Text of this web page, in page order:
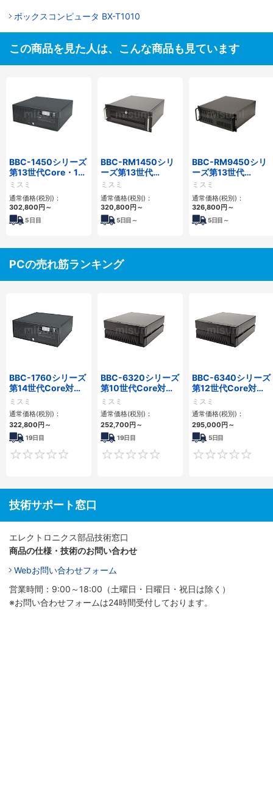
ボックスコンピュータ BX-T1010
この商品を見た人は、こんな商品も見ています
BBC-1450シリーズ
第13世代Core・12
世代Celeron対応小
型フロアマウント
4PCIe
ミスミ
通常価格(税別)：
302,800円～
5日目
BBC-RM1450シリ
ーズ第13世代
Core・12世代
Celeron対応ラック
マウント4PCIe
ミスミ
通常価格(税別)：
320,800円～
5日目～
BBC-RM9450シリ
ーズ第13世代
Core・12世代
Celeron対応ラック
マウント4PCIe
ミスミ
通常価格(税別)：
326,800円～
5日目～
PCの売れ筋ランキング
BBC-1760シリーズ
第14世代Core対応
小型フロアマウント
3PCIe
ミスミ
通常価格(税別)：
322,800円～
19日目
0
BBC-6320シリーズ
第10世代Core対応
小型フロアマウント
FAPC 2PCI・2PCIe
ミスミ
通常価格(税別)：
252,700円～
19日目
0
BBC-6340シリーズ
第12世代Core対応
小型フロアマウント
PC2PCI/2PCIe
ミスミ
通常価格(税別)：
295,000円～
5日目
技術サポート窓口
エレクトロニクス部品技術窓口
商品の仕様・技術のお問い合わせ
Webお問い合わせフォーム
営業時間：9:00～18:00（土曜日・日曜日・祝日は除く）
※お問い合わせフォームは24時間受付しております。